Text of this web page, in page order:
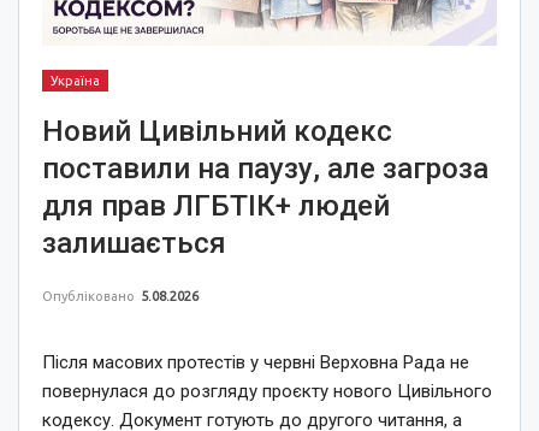
Україна
Новий Цивільний кодекс
поставили на паузу, але загроза
для прав ЛГБТІК+ людей
залишається
Опубліковано 5.08.2026
Після масових протестів у червні Верховна Рада не
повернулася до розгляду проєкту нового Цивільного
кодексу. Документ готують до другого читання, а